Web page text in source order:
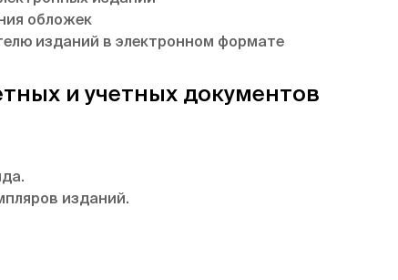
обложек
изданий в электронном формате
и учетных документов
изданий.